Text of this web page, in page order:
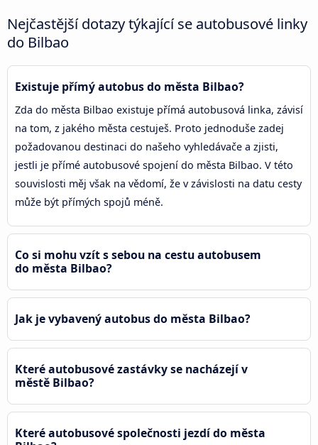
Nejčastější dotazy týkající se autobusové linky
do Bilbao
Existuje přímý autobus do města Bilbao?
Zda do města Bilbao existuje přímá autobusová linka, závisí
na tom, z jakého města cestuješ. Proto jednoduše zadej
požadovanou destinaci do našeho vyhledávače a zjisti,
jestli je přímé autobusové spojení do města Bilbao. V této
souvislosti měj však na vědomí, že v závislosti na datu cesty
může být přímých spojů méně.
Co si mohu vzít s sebou na cestu autobusem
do města Bilbao?
Jak je vybavený autobus do města Bilbao?
Které autobusové zastávky se nacházejí v
městě Bilbao?
Které autobusové společnosti jezdí do města